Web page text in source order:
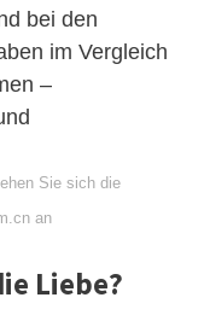
bei den
im Vergleich
–
Sie sich die
an
Liebe?